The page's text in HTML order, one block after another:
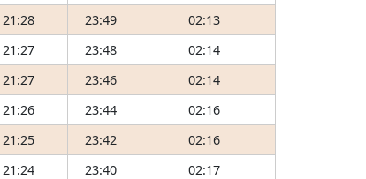
21:28 23:49
02:13
21:27 23:48
02:14
21:27 23:46
02:14
21:26 23:44
02:16
21:25 23:42
02:16
21:24 23:40
02:17